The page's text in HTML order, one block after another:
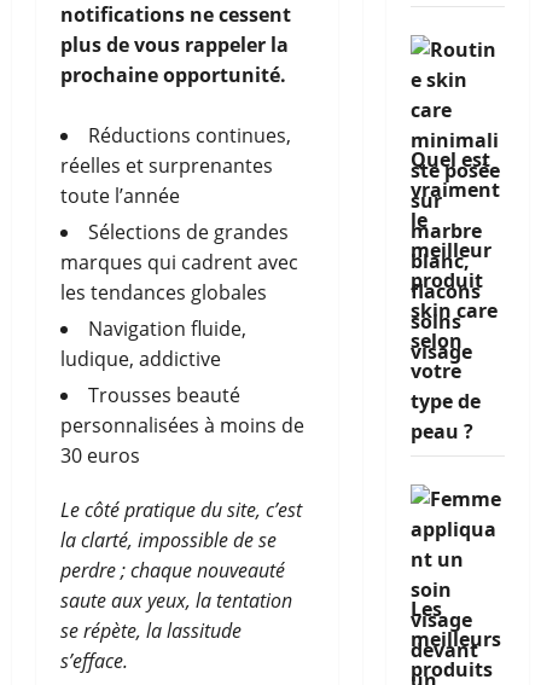
notifications ne cessent
plus de vous rappeler la
prochaine opportunité.
Réductions continues,
réelles et surprenantes
toute l’année
Sélections de grandes
marques qui cadrent avec
les tendances globales
Navigation fluide,
ludique, addictive
Trousses beauté
personnalisées à moins de
30 euros
Le côté pratique du site, c’est
la clarté, impossible de se
perdre ; chaque nouveauté
saute aux yeux, la tentation
se répète, la lassitude
s’efface.
Quel est
vraiment
le
meilleur
produit
skin care
selon
votre
type de
peau ?
Les
meilleurs
produits